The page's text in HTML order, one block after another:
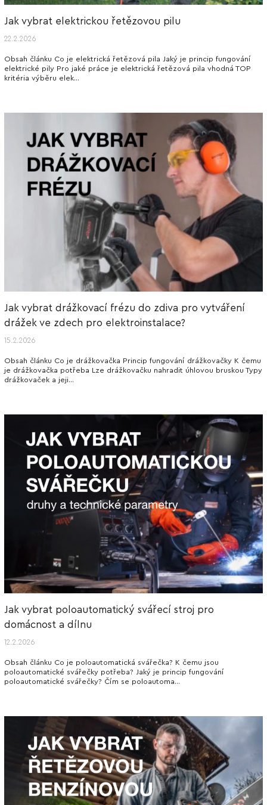
Jak vybrat elektrickou řetězovou pilu
22.2.2026
Obsah článku Co je elektrická řetězová pila Jaký je princip fungování
elektrické pily Pro jaké práce je elektrická řetězová pila vhodná TOP
kritéria výběru elek...
Jak vybrat drážkovací frézu do zdiva pro vytváření
drážek ve zdech pro elektroinstalace?
15.2.2026
Obsah článku Co je drážkovačka Princip fungování drážkovačky K čemu
je drážkovačka potřeba Lze drážkovačku nahradit úhlovou bruskou Typy
drážkovaček a jeji...
Jak vybrat poloautomatický svářecí stroj pro
domácnost a dílnu
12.2.2026
Obsah článku Co je poloautomatická svářečka? K čemu jsou
poloautomatické svářečky potřeba? Jaký je princip fungování
poloautomatické svářečky? Čím se poloautoma...